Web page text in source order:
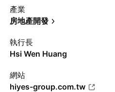
產業
房地產開發
執行長
Hsi Wen Huang
網站
hiyes-group.com.tw